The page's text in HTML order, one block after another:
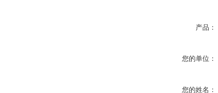
产品：
您的单位：
您的姓名：